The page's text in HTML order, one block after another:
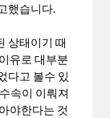
했습니다.
상태이기 때
유로 대부분
다고 볼수 있
속이 이뤄져
야한다는 것